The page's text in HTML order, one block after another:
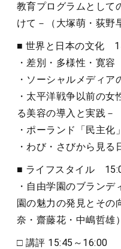
教育プログラムとして
けて－（大塚萌・荻野
■ 世界と日本の文化
・差別・多様性・寛容
・ソーシャルメディア
・太平洋戦争以前の
る美容の導入と実践－
・ポーランド「民主化
・わび・さびから見る
■ ライフスタイル
・自由学園のブラン
園の魅力の発見とその
奈・齋藤花・中嶋哲雄）
□ 講評 15:45～16:00